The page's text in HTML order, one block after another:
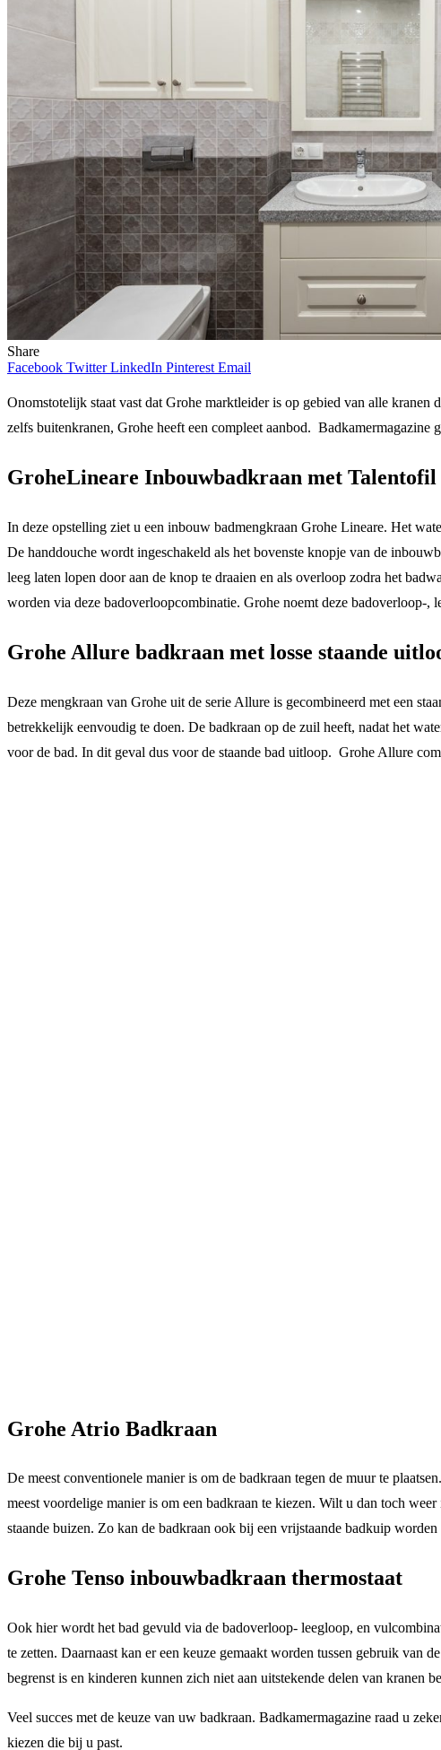
Share
Facebook Twitter LinkedIn Pinterest Email
Onomstotelijk staat vast dat Grohe marktleider is op gebied van alle
zelfs buitenkranen, Grohe heeft een compleet aanbod.
GroheLineare Inbouwbadkraan met
In deze opstelling ziet u een inbouw badmengkraan Grohe Lineare. Het
De handdouche wordt ingeschakeld als het bovenste knopje van de
leeg laten lopen door aan de knop te draaien en als overloop zodra het
worden via deze badoverloopcombinatie. Grohe noemt deze
Grohe Allure badkraan met losse staande
Deze mengkraan van Grohe uit de serie Allure is gecombineerd met een
betrekkelijk eenvoudig te doen. De badkraan op de zuil heeft, nadat het
voor de bad. In dit geval dus voor de staande bad uitloop. Grohe Allure
Grohe Atrio Badkraan
De meest conventionele manier is om de badkraan tegen de muur te
meest voordelige manier is om een badkraan te kiezen. Wilt u dan toch
staande buizen. Zo kan de badkraan ook bij een vrijstaande badkuip worden
Grohe Tenso inbouwbadkraan thermostaat
Ook hier wordt het bad gevuld via de badoverloop- leegloop, en
te zetten. Daarnaast kan er een keuze gemaakt worden tussen gebruik
begrenst is en kinderen kunnen zich niet aan uitstekende delen van kranen
Veel succes met de keuze van uw badkraan. Badkamermagazine raad u
kiezen die bij u past.